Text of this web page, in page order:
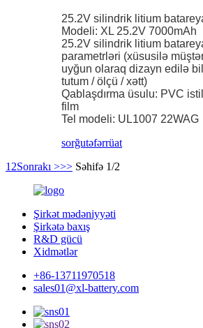
25.2V silindrik litium
Modeli: XL 25.2V 7000mAh
25.2V silindrik litium
parametrləri (xüsusilə
uyğun olaraq dizayn edilə
tutum / ölçü / xətt)
Qablaşdırma üsulu: PVC
film
Tel modeli: UL1007 22WAG
sorğutəfərrüat
1 2Sonrakı >>> Səhifə 1/2
Şirkət mədəniyyəti
Şirkətə baxış
R&D gücü
Xidmətlər
+86-13711970518
sales01@xl-battery.com